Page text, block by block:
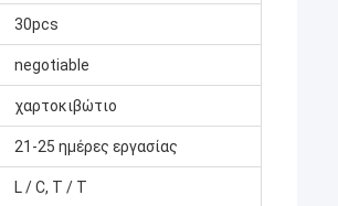
30pcs
negotiable
χαρτοκιβώτιο
21-25 ημέρες εργασίας
L / C, T / T